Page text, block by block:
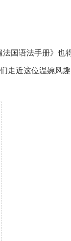
国语法手册》也
走近这位温婉风